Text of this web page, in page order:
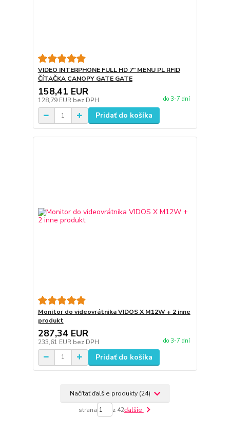
VIDEO INTERPHONE FULL HD 7" MENU PL RFID
ČÍTAČKA CANOPY GATE GATE
158,41 EUR
128,79 EUR bez DPH do 3-7 dní
Pridať do košíka
Monitor do videovrátnika VIDOS X M12W + 2 inne
produkt
287,34 EUR
233,61 EUR bez DPH do 3-7 dní
Pridať do košíka
Načítať ďalšie produkty (24)
strana z 42ďalšie